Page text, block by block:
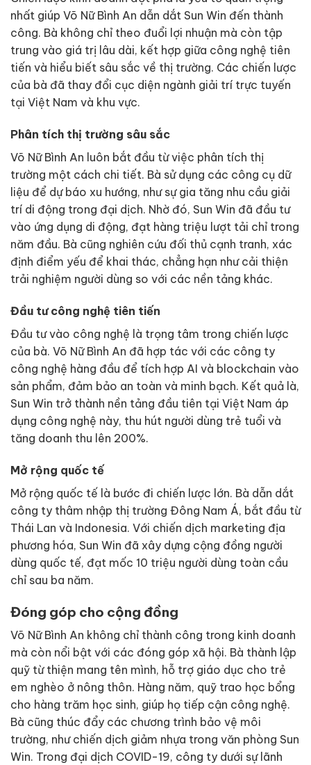
nhất giúp Võ Nữ Bình An dẫn dắt Sun Win đến thành
công. Bà không chỉ theo đuổi lợi nhuận mà còn tập
trung vào giá trị lâu dài, kết hợp giữa công nghệ tiên
tiến và hiểu biết sâu sắc về thị trường. Các chiến lược
của bà đã thay đổi cục diện ngành giải trí trực tuyến
tại Việt Nam và khu vực.
Phân tích thị trường sâu sắc
Võ Nữ Bình An luôn bắt đầu từ việc phân tích thị
trường một cách chi tiết. Bà sử dụng các công cụ dữ
liệu để dự báo xu hướng, như sự gia tăng nhu cầu giải
trí di động trong đại dịch. Nhờ đó, Sun Win đã đầu tư
vào ứng dụng di động, đạt hàng triệu lượt tải chỉ trong
năm đầu. Bà cũng nghiên cứu đối thủ cạnh tranh, xác
định điểm yếu để khai thác, chẳng hạn như cải thiện
trải nghiệm người dùng so với các nền tảng khác.
Đầu tư công nghệ tiên tiến
Đầu tư vào công nghệ là trọng tâm trong chiến lược
của bà. Võ Nữ Bình An đã hợp tác với các công ty
công nghệ hàng đầu để tích hợp AI và blockchain vào
sản phẩm, đảm bảo an toàn và minh bạch. Kết quả là,
Sun Win trở thành nền tảng đầu tiên tại Việt Nam áp
dụng công nghệ này, thu hút người dùng trẻ tuổi và
tăng doanh thu lên 200%.
Mở rộng quốc tế
Mở rộng quốc tế là bước đi chiến lược lớn. Bà dẫn dắt
công ty thâm nhập thị trường Đông Nam Á, bắt đầu từ
Thái Lan và Indonesia. Với chiến dịch marketing địa
phương hóa, Sun Win đã xây dựng cộng đồng người
dùng quốc tế, đạt mốc 10 triệu người dùng toàn cầu
chỉ sau ba năm.
Đóng góp cho cộng đồng
Võ Nữ Bình An không chỉ thành công trong kinh doanh
mà còn nổi bật với các đóng góp xã hội. Bà thành lập
quỹ từ thiện mang tên mình, hỗ trợ giáo dục cho trẻ
em nghèo ở nông thôn. Hàng năm, quỹ trao học bổng
cho hàng trăm học sinh, giúp họ tiếp cận công nghệ.
Bà cũng thúc đẩy các chương trình bảo vệ môi
trường, như chiến dịch giảm nhựa trong văn phòng Sun
Win. Trong đại dịch COVID-19, công ty dưới sự lãnh